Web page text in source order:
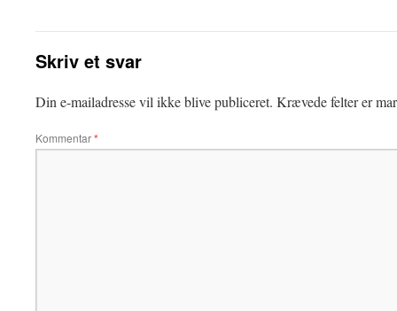
Skriv et svar
Din e-mailadresse vil ikke blive publiceret. Krævede felter er
Kommentar*